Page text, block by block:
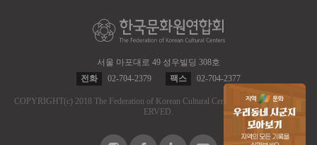
서울 마포대로 49 성우빌딩 308호
전화
02-704-2379 팩스 02-704-2377
COPYRIGHT(c) 2018 The Federation of Korean Cultural Centers.
ALL RIGHT RES
ERVED.